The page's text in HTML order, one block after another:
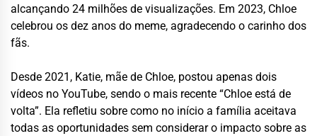
alcançando 24 milhões de visualizações. Em 2023, Chloe
celebrou os dez anos do meme, agradecendo o carinho dos
fãs.
Desde 2021, Katie, mãe de Chloe, postou apenas dois
vídeos no YouTube, sendo o mais recente “Chloe está de
volta”. Ela refletiu sobre como no início a família aceitava
todas as oportunidades sem considerar o impacto sobre as